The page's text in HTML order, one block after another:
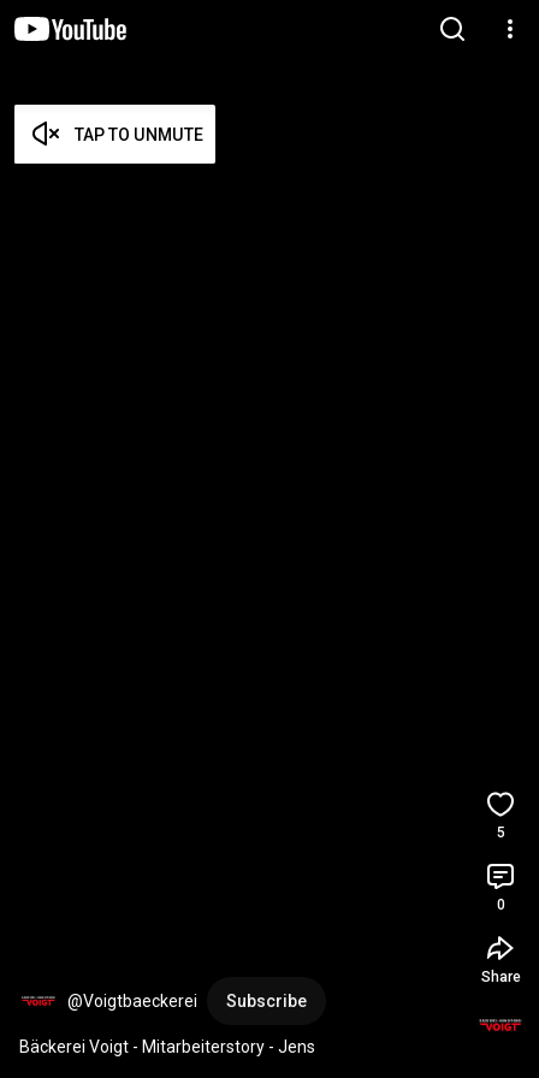
TAP TO UNMUTE
@Voigtbaeckerei Subscribe
Bäckerei Voigt - Mitarbeiterstory - Jens
5
0
Share